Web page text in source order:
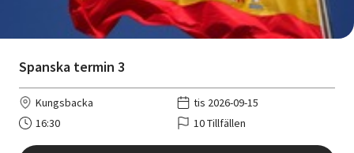
Spanska termin 3
Kungsbacka
tis 2026-09-15
16:30
10 Tillfällen